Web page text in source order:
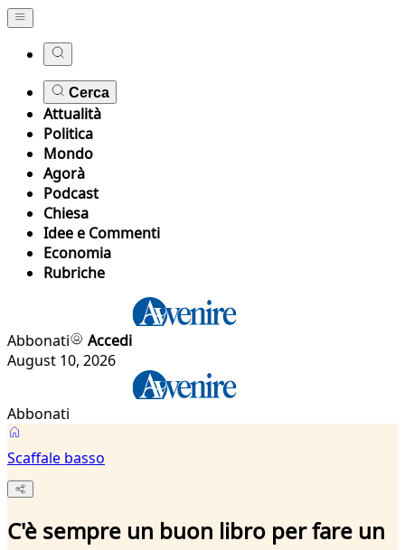
Cerca
Attualità
Politica
Mondo
Agorà
Podcast
Chiesa
Idee e Commenti
Economia
Rubriche
Abbonati
Accedi
August 10, 2026
Abbonati
Scaffale basso
C'è sempre un buon libro per fare un